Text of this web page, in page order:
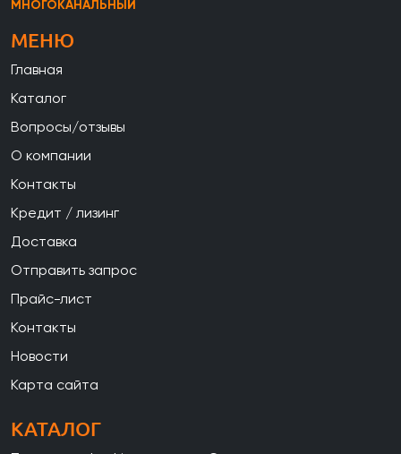
МНОГОКАНАЛЬНЫЙ
МЕНЮ
Главная
Каталог
Вопросы/отзывы
О компании
Контакты
Кредит / лизинг
Доставка
Отправить запрос
Прайс-лист
Контакты
Новости
Карта сайта
КАТАЛОГ